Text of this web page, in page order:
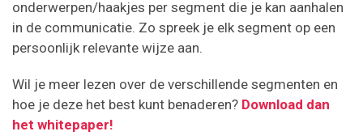
onderwerpen/haakjes per segment die je kan aanhalen
in de communicatie. Zo spreek je elk segment op een
persoonlijk relevante wijze aan.
Wil je meer lezen over de verschillende segmenten en
hoe je deze het best kunt benaderen? Download dan
het whitepaper!